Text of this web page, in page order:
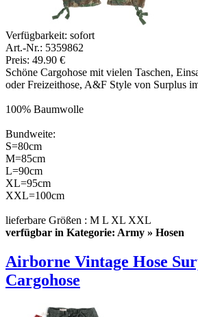
Verfügbarkeit: sofort
Art.-Nr.: 5359862
Preis: 49.90 €
Schöne Cargohose mit vielen Taschen,
oder Freizeithose, A&F Style von Surplus
100% Baumwolle
Bundweite:
S=80cm
M=85cm
L=90cm
XL=95cm
XXL=100cm
lieferbare Größen : M L XL XXL
verfügbar in Kategorie: Army » Hosen
Airborne Vintage Hose
Cargohose